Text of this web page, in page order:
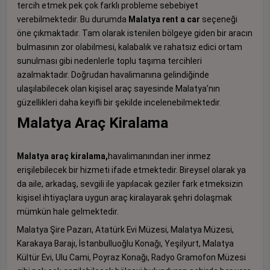
tercih etmek pek çok farklı probleme sebebiyet
verebilmektedir. Bu durumda Malatya rent a car seçeneği
öne çıkmaktadır. Tam olarak istenilen bölgeye giden bir aracın
bulmasının zor olabilmesi, kalabalık ve rahatsız edici ortam
sunulması gibi nedenlerle toplu taşıma tercihleri
azalmaktadır. Doğrudan havalimanına gelindiğinde
ulaşılabilecek olan kişisel araç sayesinde Malatya’nın
güzellikleri daha keyifli bir şekilde incelenebilmektedir.
Malatya Araç Kiralama
Malatya araç kiralama,havalimanından iner inmez
erişilebilecek bir hizmeti ifade etmektedir. Bireysel olarak ya
da aile, arkadaş, sevgili ile yapılacak geziler fark etmeksizin
kişisel ihtiyaçlara uygun araç kiralayarak şehri dolaşmak
mümkün hale gelmektedir.
Malatya Şire Pazarı, Atatürk Evi Müzesi, Malatya Müzesi,
Karakaya Barajı, İstanbulluoğlu Konağı, Yeşilyurt, Malatya
Kültür Evi, Ulu Cami, Poyraz Konağı, Radyo Gramofon Müzesi